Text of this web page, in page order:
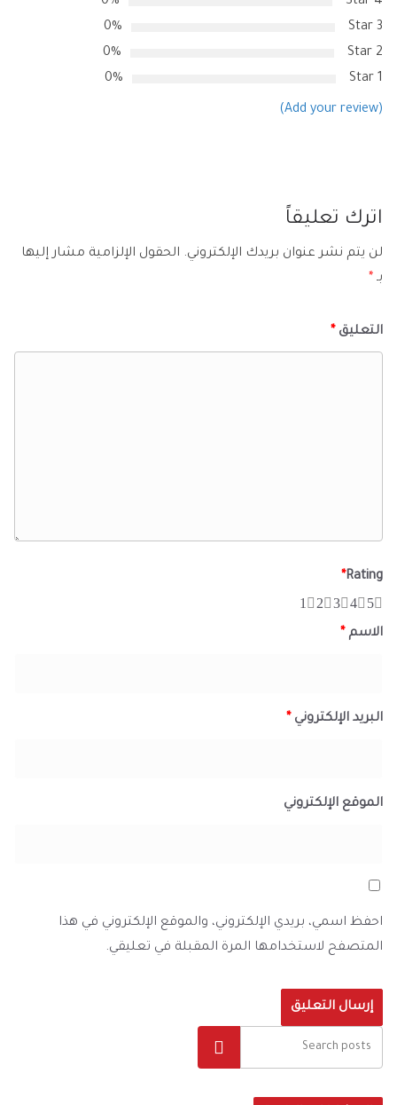
3 Star
0%
2 Star
0%
1 Star
0%
(Add your review)
اترك تعليقاً
لن يتم نشر عنوان بريدك الإلكتروني. الحقول الإلزامية مشار إليها
بـ *
التعليق *
Rating
*
5
4
3
2
1
الاسم *
البريد الإلكتروني *
الموقع الإلكتروني
احفظ اسمي، بريدي الإلكتروني، والموقع الإلكتروني في هذا
المتصفح لاستخدامها المرة المقبلة في تعليقي.